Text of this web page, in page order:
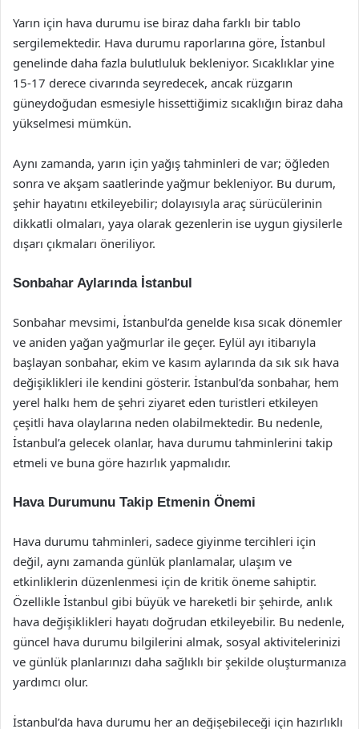
Yarın için hava durumu ise biraz daha farklı bir tablo
sergilemektedir. Hava durumu raporlarına göre, İstanbul
genelinde daha fazla bulutluluk bekleniyor. Sıcaklıklar yine
15-17 derece civarında seyredecek, ancak rüzgarın
güneydoğudan esmesiyle hissettiğimiz sıcaklığın biraz daha
yükselmesi mümkün.
Aynı zamanda, yarın için yağış tahminleri de var; öğleden
sonra ve akşam saatlerinde yağmur bekleniyor. Bu durum,
şehir hayatını etkileyebilir; dolayısıyla araç sürücülerinin
dikkatli olmaları, yaya olarak gezenlerin ise uygun giysilerle
dışarı çıkmaları öneriliyor.
Sonbahar Aylarında İstanbul
Sonbahar mevsimi, İstanbul’da genelde kısa sıcak dönemler
ve aniden yağan yağmurlar ile geçer. Eylül ayı itibarıyla
başlayan sonbahar, ekim ve kasım aylarında da sık sık hava
değişiklikleri ile kendini gösterir. İstanbul’da sonbahar, hem
yerel halkı hem de şehri ziyaret eden turistleri etkileyen
çeşitli hava olaylarına neden olabilmektedir. Bu nedenle,
İstanbul’a gelecek olanlar, hava durumu tahminlerini takip
etmeli ve buna göre hazırlık yapmalıdır.
Hava Durumunu Takip Etmenin Önemi
Hava durumu tahminleri, sadece giyinme tercihleri için
değil, aynı zamanda günlük planlamalar, ulaşım ve
etkinliklerin düzenlenmesi için de kritik öneme sahiptir.
Özellikle İstanbul gibi büyük ve hareketli bir şehirde, anlık
hava değişiklikleri hayatı doğrudan etkileyebilir. Bu nedenle,
güncel hava durumu bilgilerini almak, sosyal aktivitelerinizi
ve günlük planlarınızı daha sağlıklı bir şekilde oluşturmanıza
yardımcı olur.
İstanbul’da hava durumu her an değişebileceği için hazırlıklı